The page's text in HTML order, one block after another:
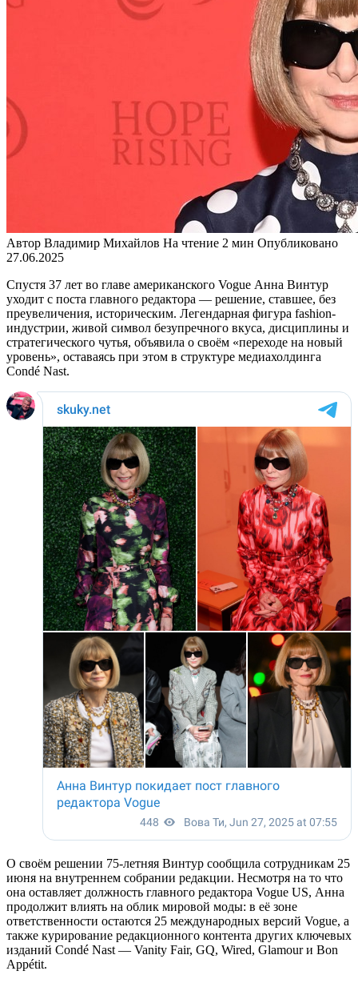
Автор Владимир Михайлов На чтение 2 мин Опубликовано
27.06.2025
Спустя 37 лет во главе американского Vogue Анна Винтур
уходит с поста главного редактора — решение, ставшее, без
преувеличения, историческим. Легендарная фигура fashion-
индустрии, живой символ безупречного вкуса, дисциплины и
стратегического чутья, объявила о своём «переходе на новый
уровень», оставаясь при этом в структуре медиахолдинга
Condé Nast.
О своём решении 75-летняя Винтур сообщила сотрудникам 25
июня на внутреннем собрании редакции. Несмотря на то что
она оставляет должность главного редактора Vogue US, Анна
продолжит влиять на облик мировой моды: в её зоне
ответственности остаются 25 международных версий Vogue, а
также курирование редакционного контента других ключевых
изданий Condé Nast — Vanity Fair, GQ, Wired, Glamour и Bon
Appétit.